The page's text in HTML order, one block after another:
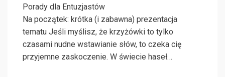
Porady dla Entuzjastów
Na początek: krótka (i zabawna) prezentacja
tematu Jeśli myślisz, że krzyżówki to tylko
czasami nudne wstawianie słów, to czeka cię
przyjemne zaskoczenie. W świecie haseł…